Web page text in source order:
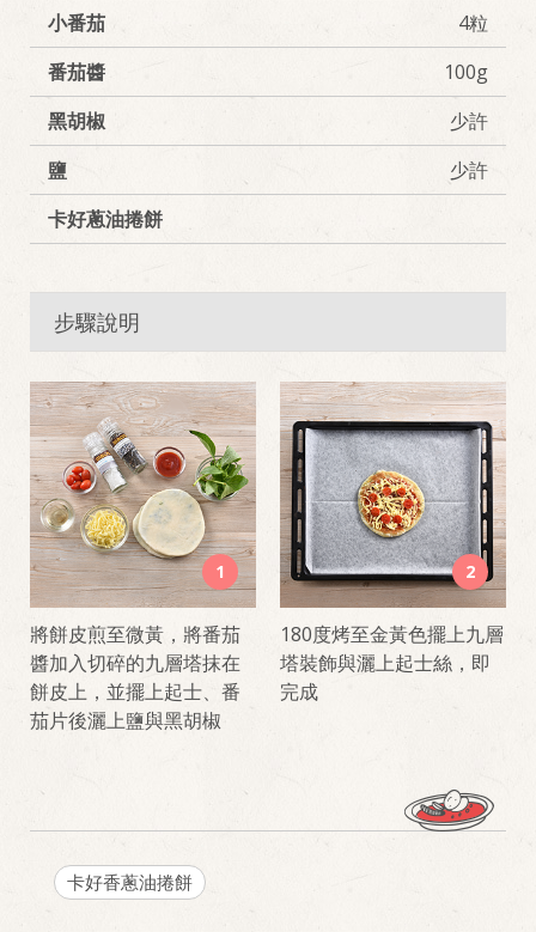
小番茄
4粒
番茄醬
100g
黑胡椒
少許
鹽
少許
卡好蔥油捲餅
步驟說明
1
將餅皮煎至微黃，將番茄
醬加入切碎的九層塔抹在
餅皮上，並擺上起士、番
茄片後灑上鹽與黑胡椒
2
180度烤至金黃色擺上九層
塔裝飾與灑上起士絲，即
完成
卡好香蔥油捲餅